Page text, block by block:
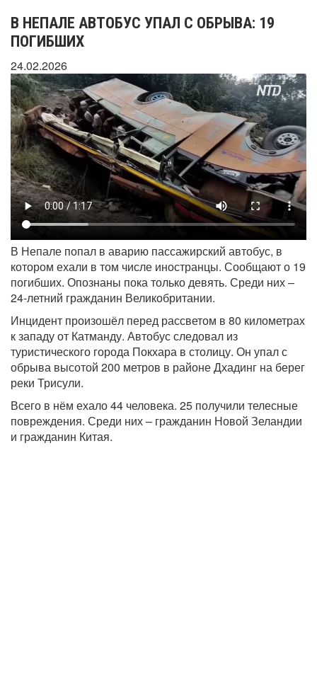
В НЕПАЛЕ АВТОБУС УПАЛ С ОБРЫВА: 19
ПОГИБШИХ
24.02.2026
В Непале попал в аварию пассажирский автобус, в
котором ехали в том числе иностранцы. Сообщают о 19
погибших. Опознаны пока только девять. Среди них –
24-летний гражданин Великобритании.
Инцидент произошёл перед рассветом в 80 километрах
к западу от Катманду. Автобус следовал из
туристического города Покхара в столицу. Он упал с
обрыва высотой 200 метров в районе Дхадинг на берег
реки Трисули.
Всего в нём ехало 44 человека. 25 получили телесные
повреждения. Среди них – гражданин Новой Зеландии
и гражданин Китая.